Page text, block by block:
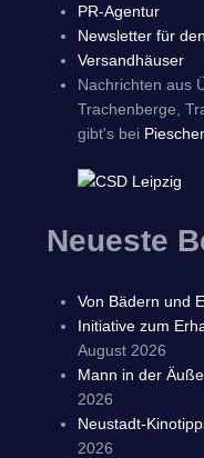
PR-Agentur
Newsletter für
Versandhäuser
Nachrichten aus
Trachenberge,
gibt's bei
Neueste
Von Bädern und
Initiative zum
August 2026
Mann in der
2026
Neustadt-
2026